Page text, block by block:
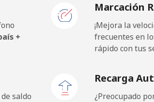
101 min por ⁦£10⁩
+
Marcación
¡Mejora la
frecuentes en
rápido con tus
saldo
Recarga
¿Preocupado